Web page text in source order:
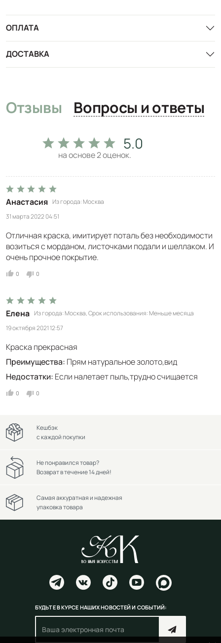
ОПЛАТА
ДОСТАВКА
Отзывы Вопросы и ответы
5.0
на основе2оценок.
Анастасия Из города Москва
31 марта 2022 04:51
Отличная краска, имитирует поталь без необходимости
возиться с морданом, листочками подали и шеллаком. И
очень прочное покрытие.
0 0
Елена Из города Москва Срок использования Меньше месяца
19 октября 2021 12:57
Краска прекрасная
Преимущества: Прям натуральное золото,вид
Недостатки: Если налетает пыль,трудно счищается
0 0
Кешбэк
с каждой покупки
Не понравился товар?
Возврат в течение 14 дней!
Самая аккуратная и надежная
упаковка товара
БУДЬТЕ В КУРСЕ НАШИХ НОВОСТЕЙ И СОБЫТИЙ: